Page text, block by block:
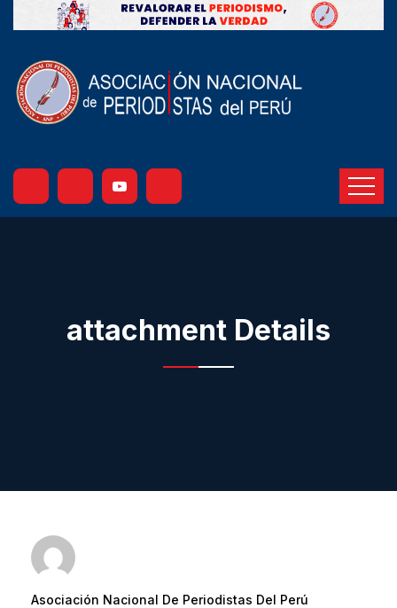
attachment Details
Asociación Nacional De Periodistas Del Perú